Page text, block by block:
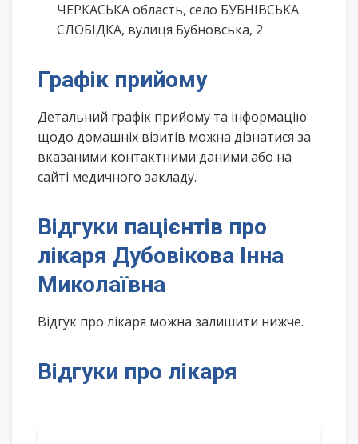
ЧЕРКАСЬКА область, село БУБНІВСЬКА
СЛОБІДКА, вулиця Бубновська, 2
Графік прийому
Детальний графік прийому та інформацію
щодо домашніх візитів можна дізнатися за
вказаними контактними даними або на
сайті медичного закладу.
Відгуки пацієнтів про
лікаря Дубовікова Інна
Миколаївна
Відгук про лікаря можна залишити нижче.
Відгуки про лікаря